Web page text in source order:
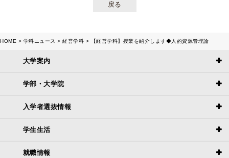
戻る
HOME 学科ニュース 経営学科 【経営学科】授業を紹介します◆人的資源管理論
大学案内
学部・大学院
入学者選抜情報
学生生活
就職情報